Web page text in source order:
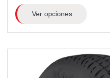
Ver opciones